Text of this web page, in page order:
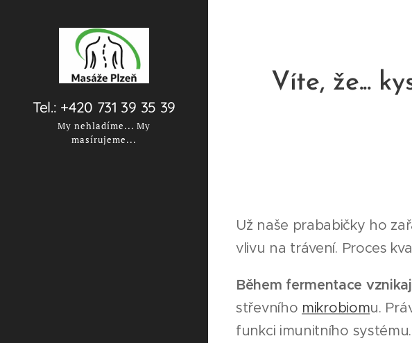
Tel.: +420 731 39 35 39
My nehladíme... My
masírujeme...
Víte, že...
Už naše prababičky ho
vlivu na trávení. Proces
Během fermentace
střevního mikrobiomu.
funkci imunitního